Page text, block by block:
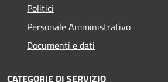
Politici
Personale Amministrativo
Documenti e dati
CATEGORIE DI SERVIZIO